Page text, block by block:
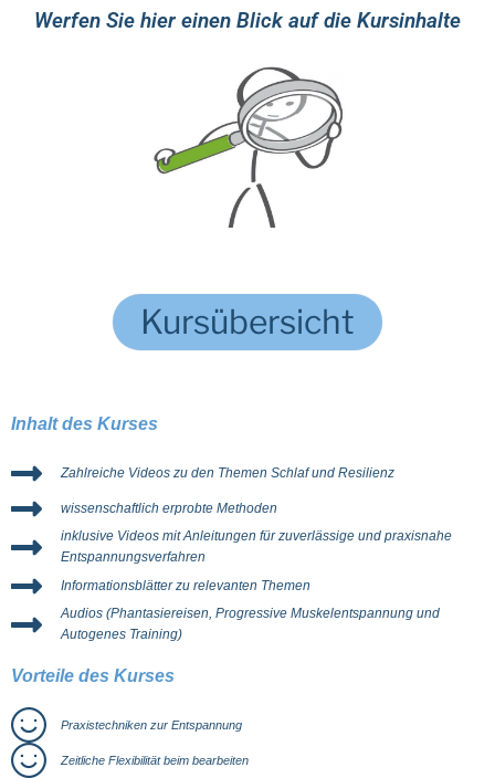
Werfen Sie hier einen Blick auf die Kursinhalte
Kursübersicht
Inhalt des Kurses
Zahlreiche Videos zu den Themen Schlaf und Resilienz
wissenschaftlich erprobte Methoden
inklusive Videos mit Anleitungen für zuverlässige und praxisnahe
Entspannungsverfahren
Informationsblätter zu relevanten Themen
Audios (Phantasiereisen, Progressive Muskelentspannung und
Autogenes Training)
Vorteile des Kurses
Praxistechniken zur Entspannung
Zeitliche Flexibilität beim bearbeiten